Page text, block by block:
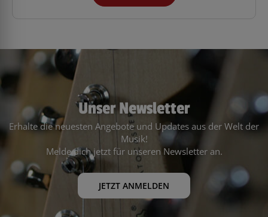
Unser Newsletter
Erhalte die neuesten Angebote und Updates aus der Welt der
Musik!
Melde dich jetzt für unseren Newsletter an.
JETZT ANMELDEN